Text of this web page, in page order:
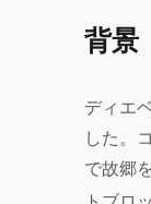
背景
ディエ
した。
で故郷